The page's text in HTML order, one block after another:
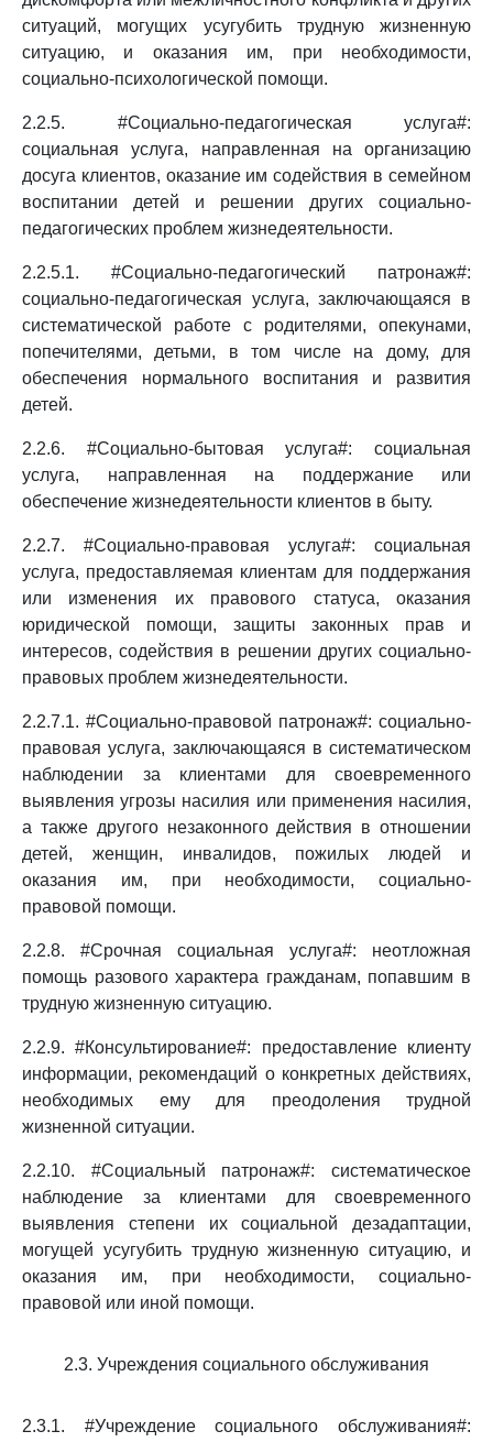
ситуаций, могущих усугубить трудную жизненную
ситуацию, и оказания им, при необходимости,
социально-психологической помощи.
2.2.5. #Социально-педагогическая услуга#:
социальная услуга, направленная на организацию
досуга клиентов, оказание им содействия в семейном
воспитании детей и решении других социально-
педагогических проблем жизнедеятельности.
2.2.5.1. #Социально-педагогический патронаж#:
социально-педагогическая услуга, заключающаяся в
систематической работе с родителями, опекунами,
попечителями, детьми, в том числе на дому, для
обеспечения нормального воспитания и развития
детей.
2.2.6. #Социально-бытовая услуга#: социальная
услуга, направленная на поддержание или
обеспечение жизнедеятельности клиентов в быту.
2.2.7. #Социально-правовая услуга#: социальная
услуга, предоставляемая клиентам для поддержания
или изменения их правового статуса, оказания
юридической помощи, защиты законных прав и
интересов, содействия в решении других социально-
правовых проблем жизнедеятельности.
2.2.7.1. #Социально-правовой патронаж#: социально-
правовая услуга, заключающаяся в систематическом
наблюдении за клиентами для своевременного
выявления угрозы насилия или применения насилия,
а также другого незаконного действия в отношении
детей, женщин, инвалидов, пожилых людей и
оказания им, при необходимости, социально-
правовой помощи.
2.2.8. #Срочная социальная услуга#: неотложная
помощь разового характера гражданам, попавшим в
трудную жизненную ситуацию.
2.2.9. #Консультирование#: предоставление клиенту
информации, рекомендаций о конкретных действиях,
необходимых ему для преодоления трудной
жизненной ситуации.
2.2.10. #Социальный патронаж#: систематическое
наблюдение за клиентами для своевременного
выявления степени их социальной дезадаптации,
могущей усугубить трудную жизненную ситуацию, и
оказания им, при необходимости, социально-
правовой или иной помощи.
2.3. Учреждения социального обслуживания
2.3.1. #Учреждение социального обслуживания#: